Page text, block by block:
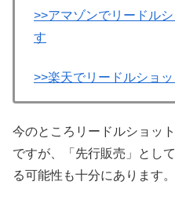
>>アマゾンでリードル
す
>>楽天でリードルショ
今のところリードルショッ
ですが、「先行販売」とし
る可能性も十分にあります。